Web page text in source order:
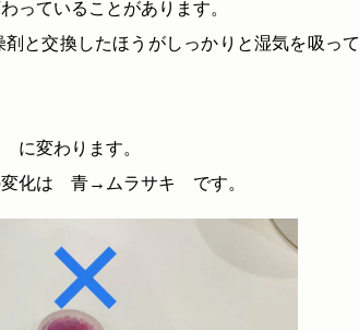
っていることがあります。
と交換したほうがしっかりと湿気を吸って
変わります。
変化は 青→ムラサキ です。